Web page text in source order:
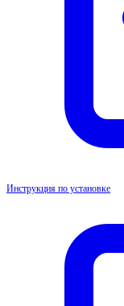
Инструкция по установке